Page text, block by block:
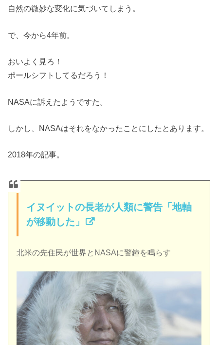
自然の微妙な変化に気づいてしまう。
で、今から4年前。
おいよく見ろ！
ポールシフトしてるだろう！
NASAに訴えたようですた。
しかし、NASAはそれをなかったことにしたとあります。
2018年の記事。
イヌイットの長老が人類に警告「地軸
が移動した」
北米の先住民が世界とNASAに警鐘を鳴らす